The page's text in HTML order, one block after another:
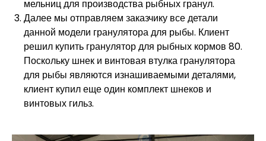
мельниц для производства рыбных гранул.
Далее мы отправляем заказчику все детали
данной модели гранулятора для рыбы. Клиент
решил купить гранулятор для рыбных кормов 80.
Поскольку шнек и винтовая втулка гранулятора
для рыбы являются изнашиваемыми деталями,
клиент купил еще один комплект шнеков и
винтовых гильз.